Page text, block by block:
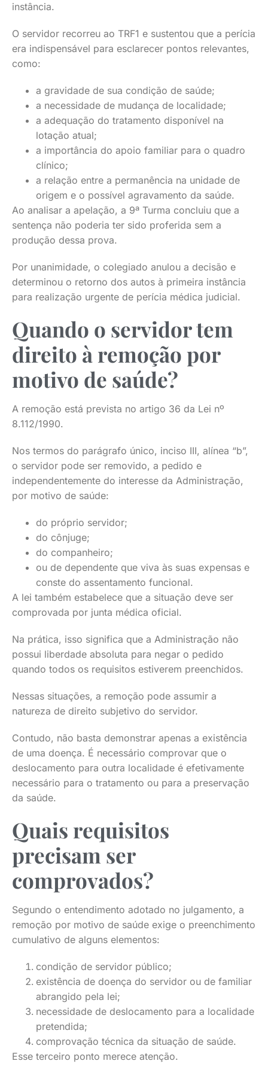
instância.
O servidor recorreu ao TRF1 e sustentou que a perícia
era indispensável para esclarecer pontos relevantes,
como:
a gravidade de sua condição de saúde;
a necessidade de mudança de localidade;
a adequação do tratamento disponível na
lotação atual;
a importância do apoio familiar para o quadro
clínico;
a relação entre a permanência na unidade de
origem e o possível agravamento da saúde.
Ao analisar a apelação, a 9ª Turma concluiu que a
sentença não poderia ter sido proferida sem a
produção dessa prova.
Por unanimidade, o colegiado anulou a decisão e
determinou o retorno dos autos à primeira instância
para realização urgente de perícia médica judicial.
Quando o servidor tem
direito à remoção por
motivo de saúde?
A remoção está prevista no artigo 36 da Lei nº
8.112/1990.
Nos termos do parágrafo único, inciso III, alínea “b”,
o servidor pode ser removido, a pedido e
independentemente do interesse da Administração,
por motivo de saúde:
do próprio servidor;
do cônjuge;
do companheiro;
ou de dependente que viva às suas expensas e
conste do assentamento funcional.
A lei também estabelece que a situação deve ser
comprovada por junta médica oficial.
Na prática, isso significa que a Administração não
possui liberdade absoluta para negar o pedido
quando todos os requisitos estiverem preenchidos.
Nessas situações, a remoção pode assumir a
natureza de direito subjetivo do servidor.
Contudo, não basta demonstrar apenas a existência
de uma doença. É necessário comprovar que o
deslocamento para outra localidade é efetivamente
necessário para o tratamento ou para a preservação
da saúde.
Quais requisitos
precisam ser
comprovados?
Segundo o entendimento adotado no julgamento, a
remoção por motivo de saúde exige o preenchimento
cumulativo de alguns elementos:
condição de servidor público;
existência de doença do servidor ou de familiar
abrangido pela lei;
necessidade de deslocamento para a localidade
pretendida;
comprovação técnica da situação de saúde.
Esse terceiro ponto merece atenção.